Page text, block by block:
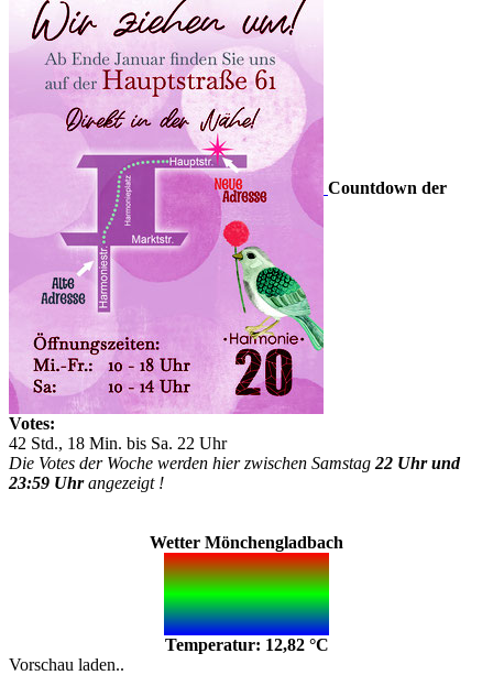
Countdown der
Votes:
42 Std., 18 Min. bis Sa. 22 Uhr
Die Votes der Woche werden hier zwischen Samstag 22 Uhr und
23:59 Uhrangezeigt !
Wetter Mönchengladbach
Temperatur: 12,82 °C
Vorschau laden..